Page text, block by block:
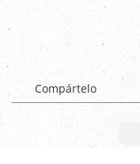
Compártelo